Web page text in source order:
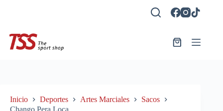
Carro
Inicio Deportes Artes Marciales
Sacos
Chango Pera Loca